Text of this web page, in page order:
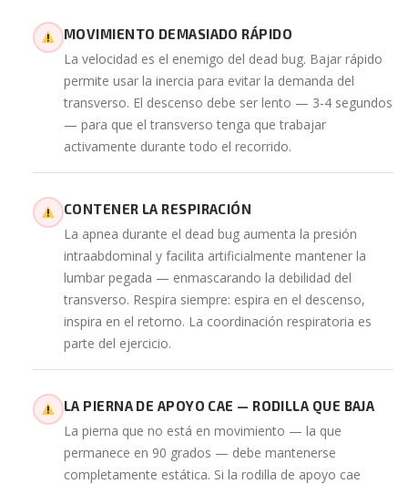
MOVIMIENTO DEMASIADO RÁPIDO
La velocidad es el enemigo del dead bug. Bajar rápido
permite usar la inercia para evitar la demanda del
transverso. El descenso debe ser lento — 3-4 segundos
— para que el transverso tenga que trabajar
activamente durante todo el recorrido.
CONTENER LA RESPIRACIÓN
La apnea durante el dead bug aumenta la presión
intraabdominal y facilita artificialmente mantener la
lumbar pegada — enmascarando la debilidad del
transverso. Respira siempre: espira en el descenso,
inspira en el retorno. La coordinación respiratoria es
parte del ejercicio.
LA PIERNA DE APOYO CAE — RODILLA QUE BAJA
La pierna que no está en movimiento — la que
permanece en 90 grados — debe mantenerse
completamente estática. Si la rodilla de apoyo cae